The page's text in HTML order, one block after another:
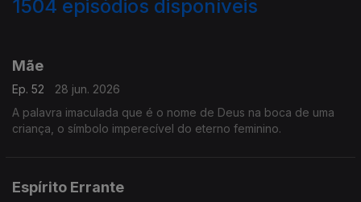
1504 episódios disponíveis
Mãe
Ep. 52
28 jun. 2026
A palavra imaculada que é o nome de Deus na boca de uma
criança, o símbolo imperecível do eterno feminino.
Espírito Errante